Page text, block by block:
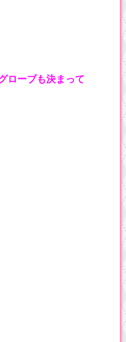
ローブも決まって